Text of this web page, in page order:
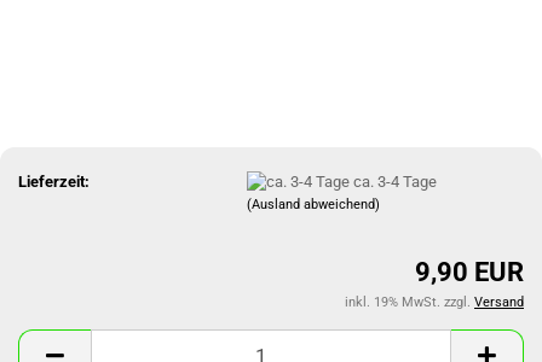
Lieferzeit: ca. 3-4 Tage
(Ausland abweichend)
9,90 EUR
inkl. 19% MwSt. zzgl. Versand